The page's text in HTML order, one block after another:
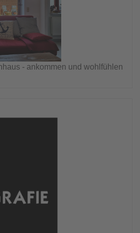
- ankommen und wohlfühlen